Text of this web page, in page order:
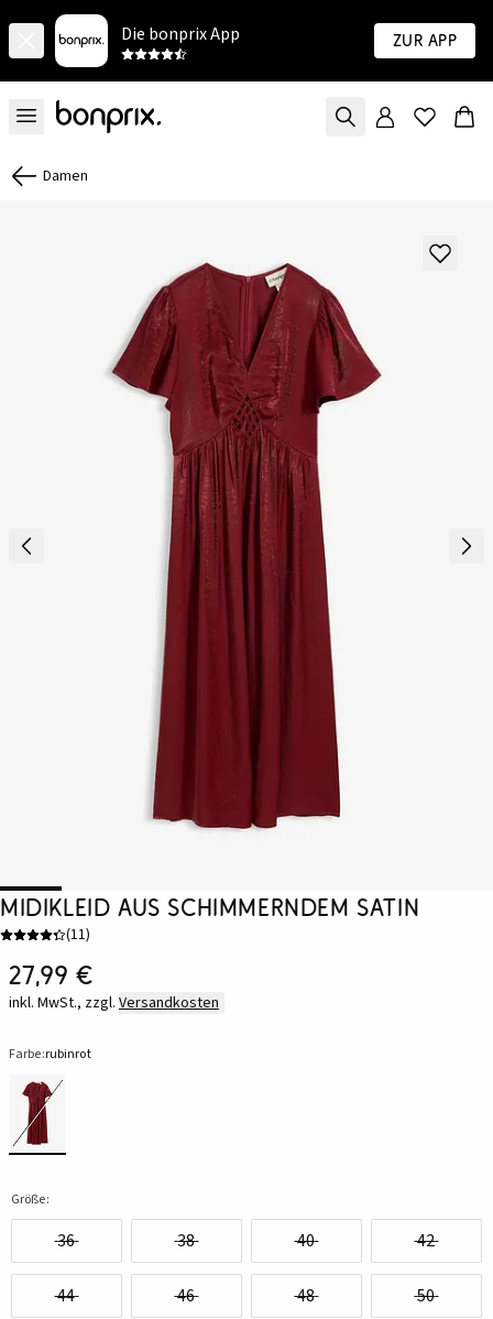
Die bonprix App Zur App
Damen
Midikleid aus schimmerndem Satin
(11)
27,99 €
inkl. MwSt., zzgl. Versandkosten
Farbe:rubinrot
Größe:
36 38 40 42
44 46 48 50